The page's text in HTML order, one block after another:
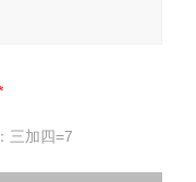
三加四=7